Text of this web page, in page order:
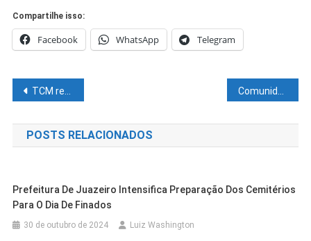
Compartilhe isso:
Facebook WhatsApp Telegram
Navegação
de
Post
TCM recomenda a aprovação, com ressalvas, das contas 2020 de seis prefeituras Comunidades da zona rural de Juazeiro são beneficiadas com aberturas de barreiros…
POSTS RELACIONADOS
Prefeitura De Juazeiro Intensifica Preparação Dos Cemitérios
Para O Dia De Finados
30 de outubro de 2024 Luiz Washington